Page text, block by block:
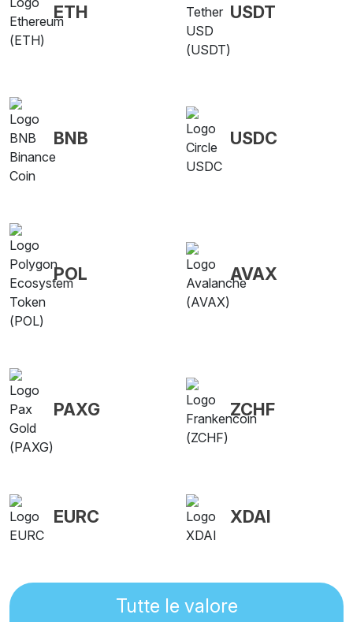
ETH USDT
BNB USDC
POL AVAX
PAXG ZCHF
EURC XDAI
Tutte le valore